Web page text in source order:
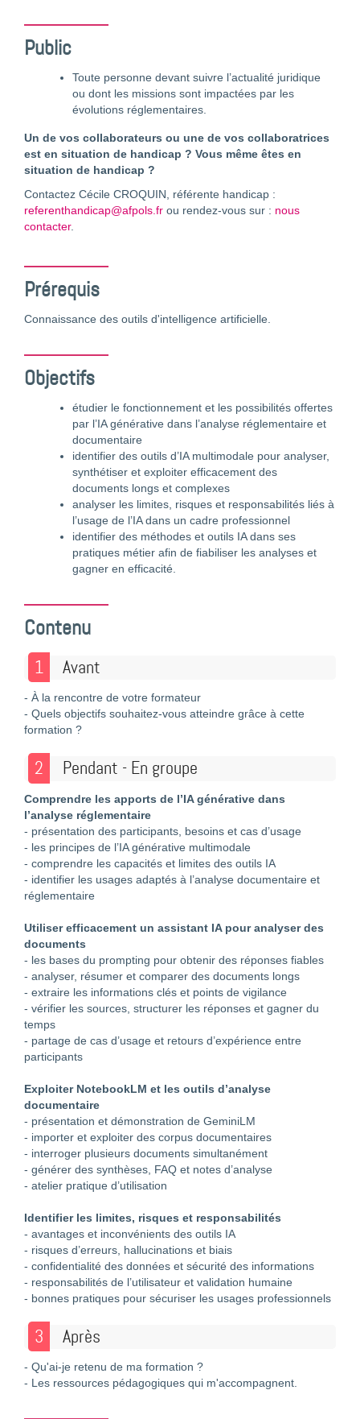
Public
Toute personne devant suivre l’actualité juridique
ou dont les missions sont impactées par les
évolutions réglementaires.
Un de vos collaborateurs ou une de vos collaboratrices
est en situation de handicap ? Vous même êtes en
situation de handicap ?
Contactez Cécile CROQUIN, référente handicap :
referenthandicap@afpols.fr ou rendez-vous sur : nous
contacter.
Prérequis
Connaissance des outils d'intelligence artificielle.
Objectifs
étudier le fonctionnement et les possibilités offertes
par l’IA générative dans l’analyse réglementaire et
documentaire
identifier des outils d’IA multimodale pour analyser,
synthétiser et exploiter efficacement des
documents longs et complexes
analyser les limites, risques et responsabilités liés à
l’usage de l’IA dans un cadre professionnel
identifier des méthodes et outils IA dans ses
pratiques métier afin de fiabiliser les analyses et
gagner en efficacité.
Contenu
1 Avant
- À la rencontre de votre formateur
- Quels objectifs souhaitez-vous atteindre grâce à cette
formation ?
2 Pendant - En groupe
Comprendre les apports de l’IA générative dans
l’analyse réglementaire
- présentation des participants, besoins et cas d’usage
- les principes de l’IA générative multimodale
- comprendre les capacités et limites des outils IA
- identifier les usages adaptés à l’analyse documentaire et
réglementaire
Utiliser efficacement un assistant IA pour analyser des
documents
- les bases du prompting pour obtenir des réponses fiables
- analyser, résumer et comparer des documents longs
- extraire les informations clés et points de vigilance
- vérifier les sources, structurer les réponses et gagner du
temps
- partage de cas d’usage et retours d’expérience entre
participants
Exploiter NotebookLM et les outils d’analyse
documentaire
- présentation et démonstration de GeminiLM
- importer et exploiter des corpus documentaires
- interroger plusieurs documents simultanément
- générer des synthèses, FAQ et notes d’analyse
- atelier pratique d’utilisation
Identifier les limites, risques et responsabilités
- avantages et inconvénients des outils IA
- risques d’erreurs, hallucinations et biais
- confidentialité des données et sécurité des informations
- responsabilités de l’utilisateur et validation humaine
- bonnes pratiques pour sécuriser les usages professionnels
3 Après
- Qu'ai-je retenu de ma formation ?
- Les ressources pédagogiques qui m'accompagnent.